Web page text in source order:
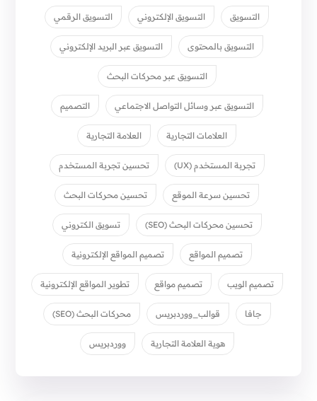
التسويق التسويق الإلكتروني التسويق الرقمي
التسويق بالمحتوى التسويق عبر البريد الإلكتروني
التسويق عبر محركات البحث
التسويق عبر وسائل التواصل الاجتماعي التصميم
العلامات التجارية العلامة التجارية
تجربة المستخدم (UX) تحسين تجربة المستخدم
تحسين سرعة الموقع تحسين محركات البحث
تحسين محركات البحث (SEO) تسويق الكتروني
تصميم المواقع تصميم المواقع الإلكترونية
تصميم الويب تصميم مواقع تطوير المواقع الإلكترونية
جافا قوالب_ووردبريس محركات البحث (SEO)
هوية العلامة التجارية ووردبريس